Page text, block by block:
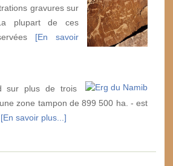
gravures sur
plupart de ces
[En savoir
sur plus de trois
zone tampon de 899 500 ha. - est
[En savoir plus...]